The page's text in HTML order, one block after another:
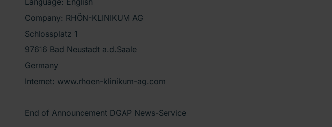
Company: RHÖN-KLINIKUM AG
Schlossplatz 1
97616 Bad Neustadt a.d.Saale
Germany
Internet: www.rhoen-klinikum-ag.com
End of Announcement DGAP News-Service